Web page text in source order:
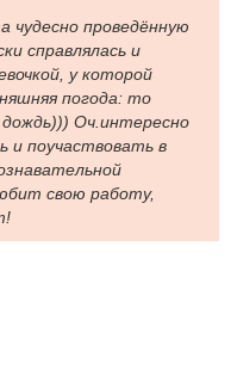
чудесно проведённую
справлялась и
у которой
погода: то
Оч.интересно
и поучаствовать в
свою работу,